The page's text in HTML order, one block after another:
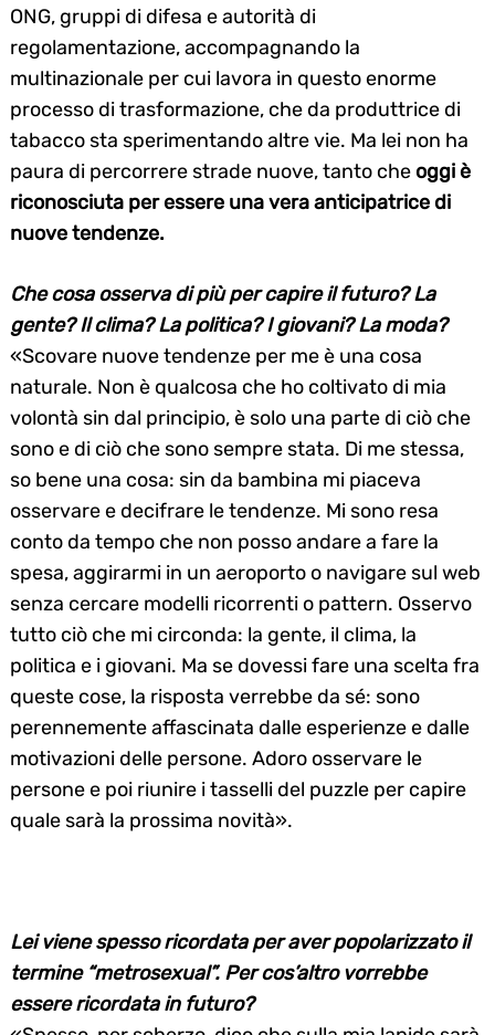
ONG, gruppi di difesa e autorità di
regolamentazione, accompagnando la
multinazionale per cui lavora in questo enorme
processo di trasformazione, che da produttrice di
tabacco sta sperimentando altre vie. Ma lei non ha
paura di percorrere strade nuove, tanto che oggi è
riconosciuta per essere una vera anticipatrice di
nuove tendenze.
Che cosa osserva di più per capire il futuro? La
gente? Il clima? La politica? I giovani? La moda?
«Scovare nuove tendenze per me è una cosa
naturale. Non è qualcosa che ho coltivato di mia
volontà sin dal principio, è solo una parte di ciò che
sono e di ciò che sono sempre stata. Di me stessa,
so bene una cosa: sin da bambina mi piaceva
osservare e decifrare le tendenze. Mi sono resa
conto da tempo che non posso andare a fare la
spesa, aggirarmi in un aeroporto o navigare sul web
senza cercare modelli ricorrenti o pattern. Osservo
tutto ciò che mi circonda: la gente, il clima, la
politica e i giovani. Ma se dovessi fare una scelta fra
queste cose, la risposta verrebbe da sé: sono
perennemente affascinata dalle esperienze e dalle
motivazioni delle persone. Adoro osservare le
persone e poi riunire i tasselli del puzzle per capire
quale sarà la prossima novità».
Lei viene spesso ricordata per aver popolarizzato il
termine “metrosexual”. Per cos’altro vorrebbe
essere ricordata in futuro?